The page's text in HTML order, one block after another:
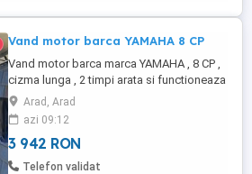
Vand motor barca YAMAHA 8 CP
Vand motor barca marca YAMAHA , 8 CP ,
cizma lunga , 2 timpi arata si functioneaza
foarte bine , canistra benzina 20 LT ofer si
inaltator suport motor
Arad, Arad
azi 09:12
3 942 RON
Telefon validat